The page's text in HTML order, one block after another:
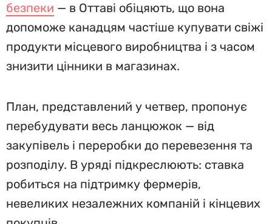
безпеки — в Оттаві обіцяють, що вона
допоможе канадцям частіше купувати свіжі
продукти місцевого виробництва і з часом
знизити цінники в магазинах.
План, представлений у четвер, пропонує
перебудувати весь ланцюжок — від
закупівель і переробки до перевезення та
розподілу. В уряді підкреслюють: ставка
робиться на підтримку фермерів,
невеликих незалежних компаній і кінцевих